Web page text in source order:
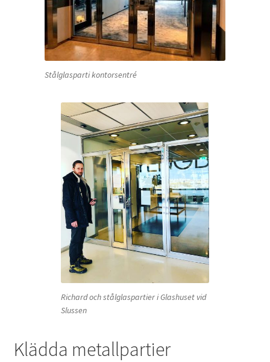
Stålglasparti kontorsentré
Richard och stålglaspartier i Glashuset vid
Slussen
Klädda metallpartier